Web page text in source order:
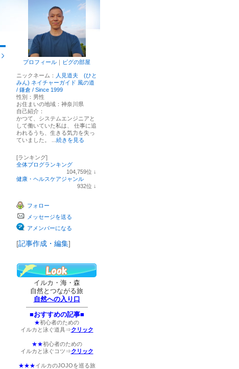
プロフィール ｜ ピグの部屋
ニックネーム：
人見道夫 (ひと
みん) ネイチャーガイド 風の道
/ 鎌倉 / Since 1999
性別： 男性
お住まいの地域： 神奈川県
自己紹介：
かつて、システムエンジニアと
して働いていた私は、 仕事に追
われるうち、生きる気力を失っ
ていました。 ... 続きを見る
[ランキング]
全体ブログランキング
104,759位 ↓
健康・ヘルスケアジャンル
932位 ↓
フォロー
メッセージを送る
アメンバーになる
[記事作成・編集]
イルカ・海・森
自然とつながる旅
自然への入り口
―――――――――――
■おすすめの記事■
★初心者のための
イルカと泳ぐ道具⇒クリック
★★初心者のための
イルカと泳ぐコツ⇒クリック
★★★イルカのJOJOを巡る旅